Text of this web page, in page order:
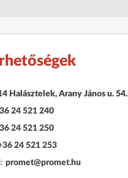
Halásztelek, Arany János u. 54.
24 521 240
24 521 250
24 521 253
promet@promet.hu